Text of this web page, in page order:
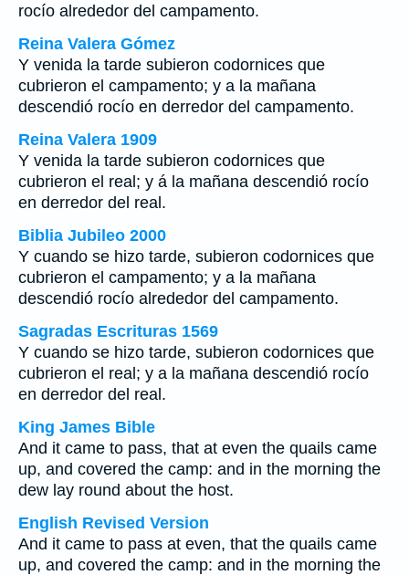
rocío alrededor del campamento.
Reina Valera Gómez
Y venida la tarde subieron codornices que
cubrieron el campamento; y a la mañana
descendió rocío en derredor del campamento.
Reina Valera 1909
Y venida la tarde subieron codornices que
cubrieron el real; y á la mañana descendió rocío
en derredor del real.
Biblia Jubileo 2000
Y cuando se hizo tarde, subieron codornices que
cubrieron el campamento; y a la mañana
descendió rocío alrededor del campamento.
Sagradas Escrituras 1569
Y cuando se hizo tarde, subieron codornices que
cubrieron el real; y a la mañana descendió rocío
en derredor del real.
King James Bible
And it came to pass, that at even the quails came
up, and covered the camp: and in the morning the
dew lay round about the host.
English Revised Version
And it came to pass at even, that the quails came
up, and covered the camp: and in the morning the